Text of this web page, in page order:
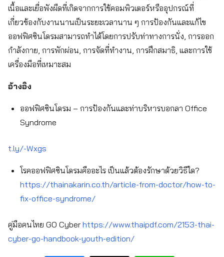
เนื้อและเยื่อพังผืดที่เกิดจากการใช้คอมพิวเตอร์หรืออุปกรณ์ที่
เกี่ยวข้องกับงานนานเป็นระยะเวลานาน ๆ การป้องกันและแก้ไข
ออฟฟิศซินโดรมสามารถทำได้โดยการปรับท่าทางการนั่ง, การออก
กำลังกาย, การพักผ่อน, การจัดที่ทำงาน, การฝึกสมาธิ, และการใช้
เครื่องมือที่เหมาะสม
อ้างอิง
ออฟฟิศซินโดรม – การป้องกันและท่าบริหารบอกลา Office
Syndrome
t.ly/-Wxgs
โรคออฟฟิศซินโดรมคืออะไร เป็นแล้วต้องรักษาด้วยวิธีใด?
https://thainakarin.co.th/article-from-doctor/how-to-
fix-office-syndrome/
คู่มือคนไทย GO Cyber https://www.thaipdf.com/2153-thai-
cyber-go-handbook-youth-edition/